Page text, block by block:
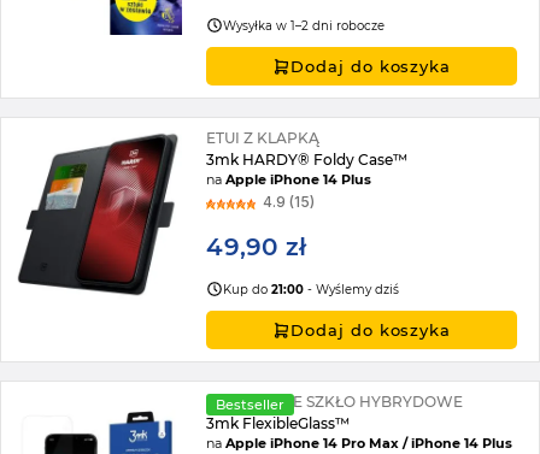
Wysyłka w 1–2 dni robocze
Dodaj do koszyka
ETUI Z KLAPKĄ
3mk HARDY® Foldy Case™
naApple iPhone 14 Plus
4.9 (15)
49,90 zł
Kup do21:00 - Wyślemy dziś
Dodaj do koszyka
Bestseller
NIETŁUKĄCE SZKŁO HYBRYDOWE
3mk FlexibleGlass™
naApple iPhone 14 Pro Max / iPhone 14 Plus